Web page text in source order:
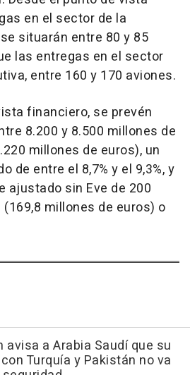
en el sector de la
situarán entre 80 y 85
las entregas en el sector
entre 160 y 170 aviones.
financiero, se prevén
8.200 y 8.500 millones de
millones de euros), un
de entre el 8,7% y el 9,3%, y
ajustado sin Eve de 200
millones de euros) o
avisa a Arabia Saudí que su
Turquía y Pakistán no va